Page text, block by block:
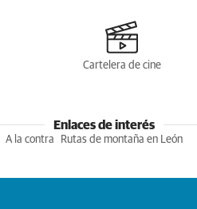
Cartelera de cine
Enlaces de interés
A la contra Rutas de montaña en León